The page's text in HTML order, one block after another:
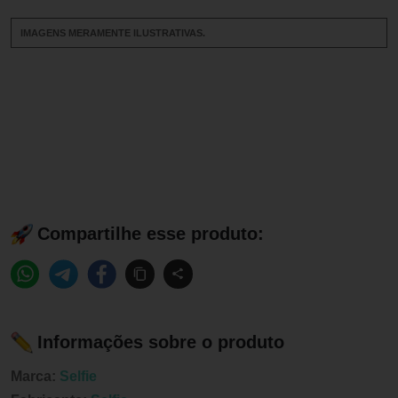
IMAGENS MERAMENTE ILUSTRATIVAS.
Compartilhe esse produto:
Informações sobre o produto
Marca: Selfie